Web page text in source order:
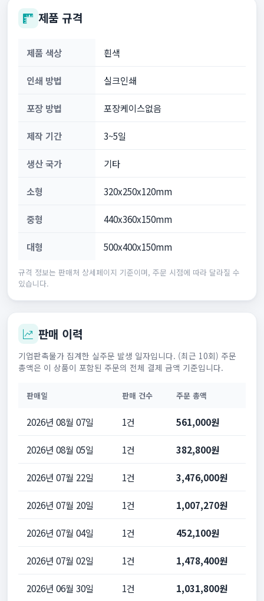
제품 규격
제품 색상 흰색
인쇄 방법 실크인쇄
포장 방법 포장케이스없음
제작 기간 3~5일
생산 국가 기타
소형 320x250x120mm
중형 440x360x150mm
대형 500x400x150mm
규격 정보는 판매처 상세페이지 기준이며, 주문 시점에 따라 달라질 수
있습니다.
판매 이력
기업판촉물가 집계한 실주문 발생 일자입니다. (최근 10회) 주문
총액은 이 상품이 포함된 주문의 전체 결제 금액 기준입니다.
판매일 판매 건수 주문 총액
2026년 08월 07일 1건 561,000원
2026년 08월 05일 1건 382,800원
2026년 07월 22일 1건 3,476,000원
2026년 07월 20일 1건 1,007,270원
2026년 07월 04일 1건 452,100원
2026년 07월 02일 1건 1,478,400원
2026년 06월 30일 1건 1,031,800원